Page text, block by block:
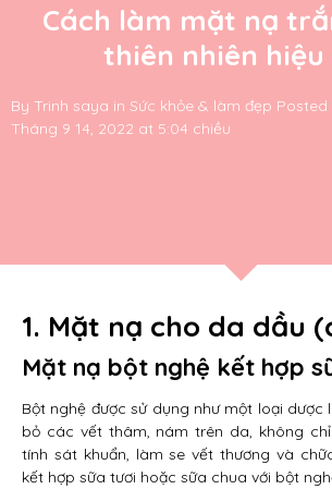
Cách làm mặt nạ
thiên nhiên hiệu
By Trinh saya in Sức khỏe & làm đẹp Posted
Tháng 9 14, 2022 at 5:04 chiều
1. Mặt nạ cho da dầu
Mặt nạ bột nghệ kết hợp
Bột nghệ được sử dụng như một loại dược
bỏ các vết thâm, nám trên da, không
tính sát khuẩn, làm se vết thương và
kết hợp sữa tươi hoặc sữa chua với bột